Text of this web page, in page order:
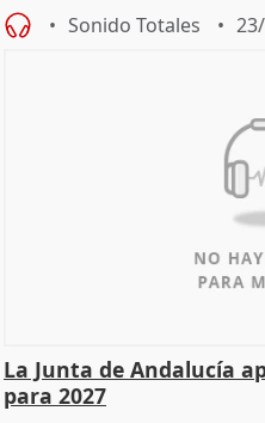
Sonido Totales
La Junta de Andalucía
para 2027